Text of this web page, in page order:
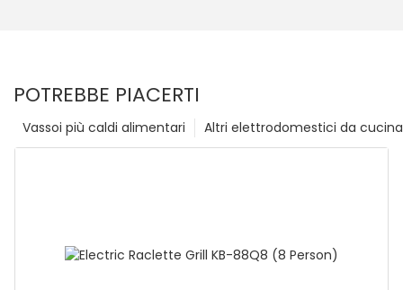
POTREBBE PIACERTI
Altri elettrodomestici da
Vassoi più caldi alimentari